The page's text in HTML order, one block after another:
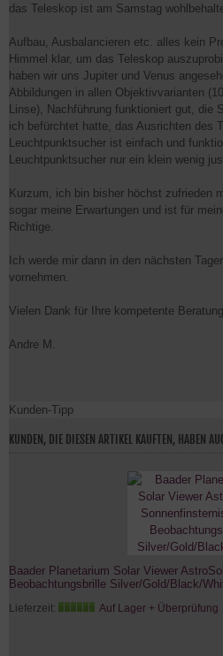
das Teleskop ist am Samstag
Aufbau, Ausbalancieren etc. alles kein
Himmel klar, um das Teleskop
haben wir uns Jupiter und Venus
Abbildungen in allen Objektivvarianten
Linse), Nachführung funktioniert gut, die
ich befürchtet hatte, das Ausrichten des
Leuchtpunktsucher ist einfach und
Leuchtpunktsucher nur ein klein wenig
Kurzum, ich bin bisher höchst zufrieden
sogar meine Erwartungen und ist für
Richtige.
Ich werde mir dann in den nächsten
vornehmen.
Vielen Dank für Ihre kompetente
Andre M.
Kunden-Tipp
KUNDEN, DIE DIESEN ARTIKEL KAUFTEN, HABEN
Baader Planetarium Solar Viewer
Beobachtungsbrille Silver/Gold/Black/
Lieferzeit: Auf Lager + Überprüfung